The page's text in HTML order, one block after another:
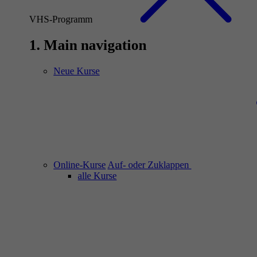
VHS-Programm
1. Main navigation
Neue Kurse
Online-Kurse Auf- oder Zuklappen
alle Kurse